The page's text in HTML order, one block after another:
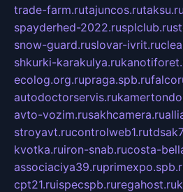
trade-farm.rutajuncos.rutaksu.ru
spayderhed-2022.rusplclub.ru
snow-guard.ruslovar-ivrit.ru
shkurki-karakulya.ru
ecolog.org.rupraga.spb.ru
autodoctorservis.ru
avto-vozim.rusakhcamera.ru
stroyavt.rucontrolweb1.ru
kvotka.ruiron-snab.rucosta-
associaciya39.ru
cpt21.ruispecspb.ruregahost.ru